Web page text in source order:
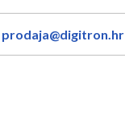
prodaja@digitron.hr